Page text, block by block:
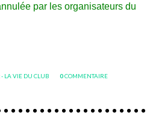
par les organisateurs du
- LA VIE DU CLUB 0COMMENTAIRE